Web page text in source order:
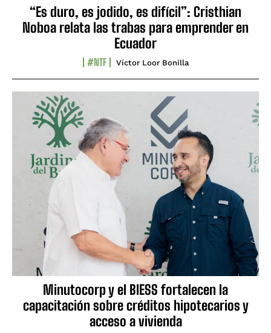
“Es duro, es jodido, es difícil”: Cristhian
Noboa relata las trabas para emprender en
Ecuador
#NTF Víctor Loor Bonilla
Minutocorp y el BIESS fortalecen la
capacitación sobre créditos hipotecarios y
acceso a vivienda